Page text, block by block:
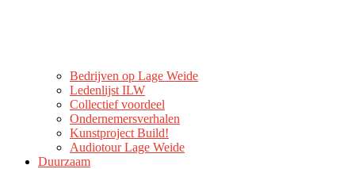
Bedrijven op Lage Weide
Ledenlijst ILW
Collectief voordeel
Ondernemersverhalen
Kunstproject Build!
Audiotour Lage Weide
Duurzaam